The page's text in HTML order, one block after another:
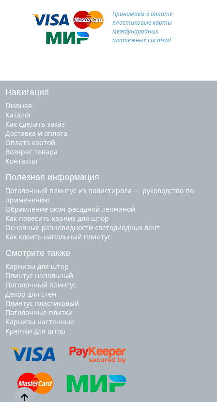
Принимаем к оплате
пластиковые карты
международных
платежных систем!
Навигация
Главная
Каталог
Как сделать заказ
Доставка и оплата
Оплата картой
Возврат товара
Контакты
Полезная информация
Потолочный плинтус из полистирола — руководство по
применению
Обрамление окон фасадной лепниной
Как повесить карниз для штор
Основные разновидности светодиодных лент
Как клеить напольный плинтус
Смотрите также
карнизы для штор
плинтус напольный
потолочный плинтус
декор для стен
плинтус пластиковый
потолочные плитки
карнизы настенные
крючки для штор